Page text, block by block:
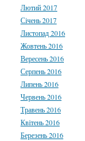
Лютий 2017
Січень 2017
Листопад 2016
Жовтень 2016
Вересень 2016
Серпень 2016
Липень 2016
Червень 2016
Травень 2016
Квітень 2016
Березень 2016